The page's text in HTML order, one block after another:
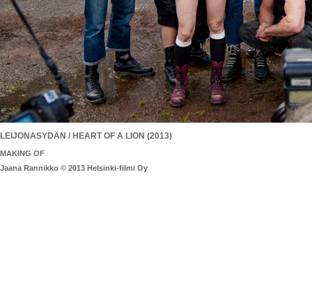
LEIJONASYDÄN / HEART OF A LION (2013)
MAKING OF
Jaana Rannikko © 2013 Helsinki-filmi Oy